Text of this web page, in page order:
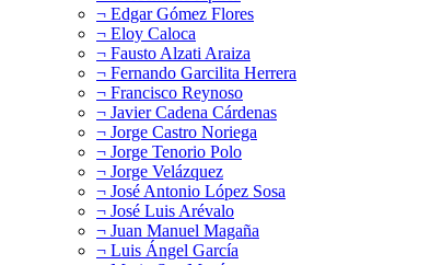
¬ Edgar Gómez Flores
¬ Eloy Caloca
¬ Fausto Alzati Araiza
¬ Fernando Garcilita Herrera
¬ Francisco Reynoso
¬ Javier Cadena Cárdenas
¬ Jorge Castro Noriega
¬ Jorge Tenorio Polo
¬ Jorge Velázquez
¬ José Antonio López Sosa
¬ José Luis Arévalo
¬ Juan Manuel Magaña
¬ Luis Ángel García